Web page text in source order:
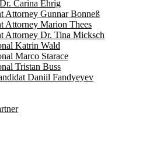
Carina Ehrig
Attorney Gunnar Bonneß
Attorney Marion Thees
Attorney Dr. Tina Micksch
Katrin Wald
Marco Starace
Tristan Buss
Daniil Fandyeyev